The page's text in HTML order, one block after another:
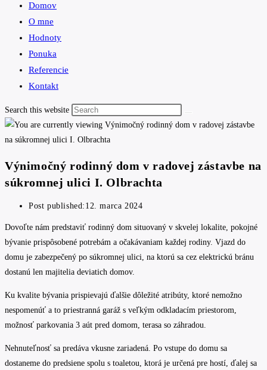
Domov
O mne
Hodnoty
Ponuka
Referencie
Kontakt
Search this website
Výnimočný rodinný dom v radovej zástavbe na
súkromnej ulici I. Olbrachta
Post published: 12. marca 2024
Dovoľte nám predstaviť rodinný dom situovaný v skvelej lokalite, pokojné
bývanie prispôsobené potrebám a očakávaniam každej rodiny. Vjazd do
domu je zabezpečený po súkromnej ulici, na ktorú sa cez elektrickú bránu
dostanú len majitelia deviatich domov.
Ku kvalite bývania prispievajú ďalšie dôležité atribúty, ktoré nemožno
nespomenúť a to priestranná garáž s veľkým odkladacím priestorom,
možnosť parkovania 3 aút pred domom, terasa so záhradou.
Nehnuteľnosť sa predáva vkusne zariadená. Po vstupe do domu sa
dostaneme do predsiene spolu s toaletou, ktorá je určená pre hostí, ďalej sa